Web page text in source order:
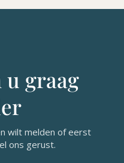
graag
wilt melden of eerst
ons gerust.